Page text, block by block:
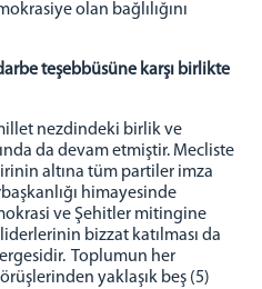
olan bağlılığını
teşebbüsüne karşı birlikte
nezdindeki birlik ve
da devam etmiştir. Mecliste
altına tüm partiler imza
himayesinde
ve Şehitler mitingine
bizzat katılması da
Toplumun her
yaklaşık beş (5)